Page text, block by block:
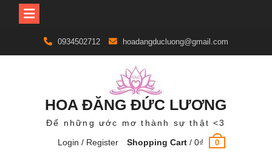
content
0934502712 hoadangducluong@gmail.com
HOA ĐĂNG ĐỨC LƯƠNG
Để những ước mơ thành sự thật <3
Login / Register
Shopping Cart /0₫ 0